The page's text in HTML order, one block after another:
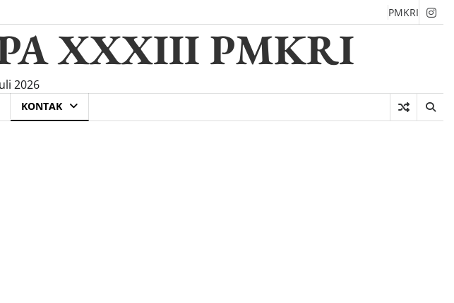
PMKRI
XXXIII PMKRI
2026
KONTAK